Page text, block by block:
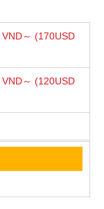
VND～ (170USD
VND～ (120USD